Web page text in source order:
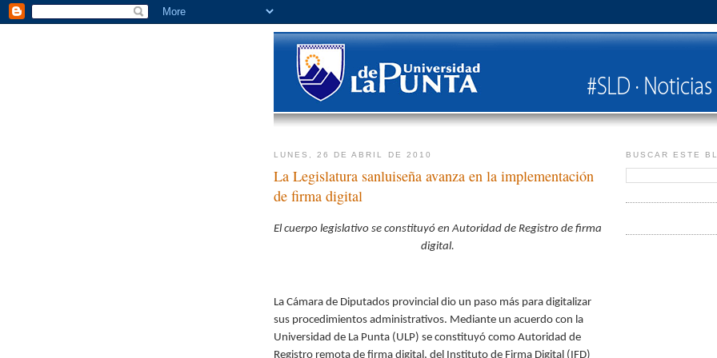
LUNES, 26 DE ABRIL DE 2010
La Legislatura sanluiseña avanza en la implementación
de firma digital
El cuerpo legislativo se constituyó en Autoridad de Registro de firma
digital.
La Cámara de Diputados provincial dio un paso más para digitalizar
sus procedimientos administrativos. Mediante un acuerdo con la
Universidad de La Punta (ULP) se constituyó como Autoridad de
Registro remota de firma digital, del Instituto de Firma Digital (IFD)
BUSCAR ESTE